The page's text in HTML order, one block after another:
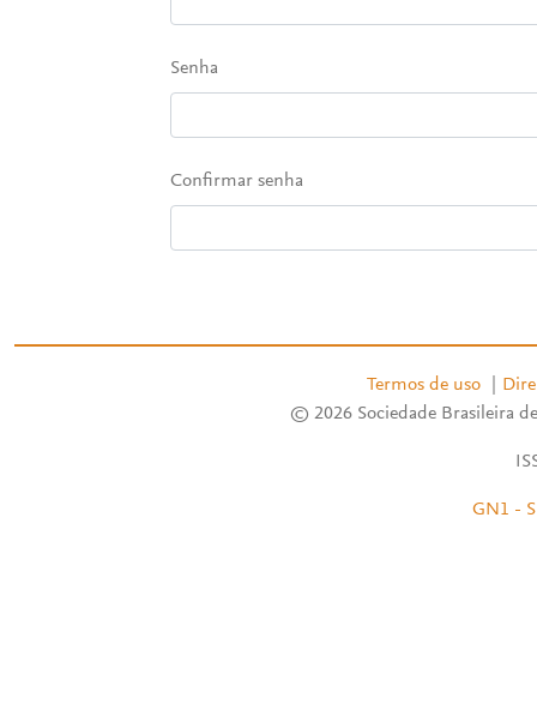
Senha
Confirmar senha
Termos de uso
© 2026 Sociedade Brasileira
GN1 -